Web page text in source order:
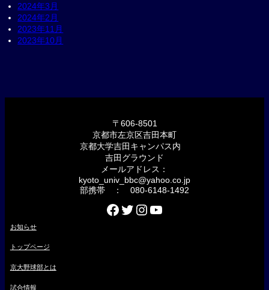
2024年3月
2024年2月
2023年11月
2023年10月
〒606-8501
京都市左京区吉田本町
京都大学吉田キャンパス内
吉田グラウンド
メールアドレス：
kyoto_univ_bbc@yahoo.co.jp
部携帯 ： 080-6148-1492
Facebook Twitter Instagram YouTube
お知らせ
トップページ
京大野球部とは
試合情報